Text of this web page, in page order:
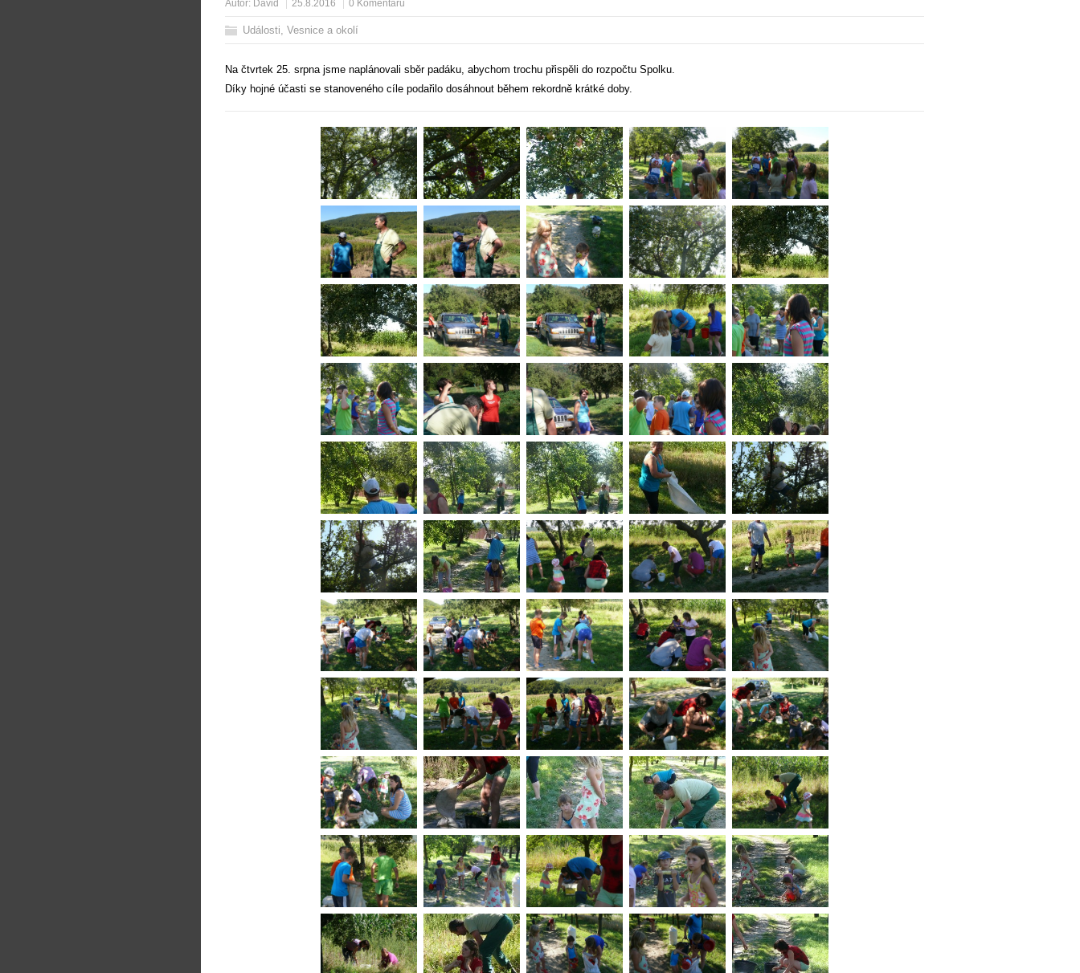
Autor: David 25.8.2016 0 Komentářů
Události Vesnice a okolí
Na čtvrtek 25. srpna jsme naplánovali sběr padáku, abychom trochu přispěli do rozpočtu Spolku.
Díky hojné účasti se stanoveného cíle podařilo dosáhnout během rekordně krátké doby.